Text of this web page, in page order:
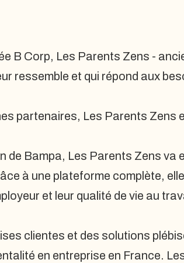
B Corp, Les Parents Zens -
ressemble et qui répond aux
partenaires, Les Parents Zens
de Bampa, Les Parents Zens
à une plateforme complète,
et leur qualité de vie au
clientes et des solutions
en entreprise en France.